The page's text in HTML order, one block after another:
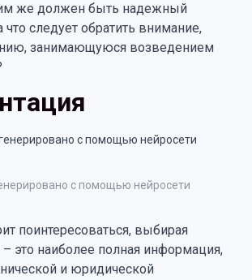
же должен быть надежный
что следует обратить внимание,
занимающуюся возведением
с помощью нейросети
поинтересоваться, выбирая
это наиболее полная информация,
и юридической